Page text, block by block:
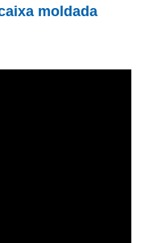
moldada